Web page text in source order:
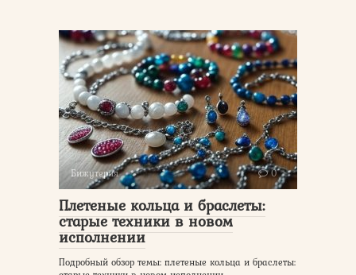
Бижутерия 0
Плетеные кольца и браслеты:
старые техники в новом
исполнении
Подробный обзор темы: плетеные кольца и браслеты: